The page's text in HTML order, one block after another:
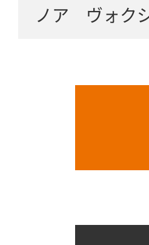
ノア ヴォク